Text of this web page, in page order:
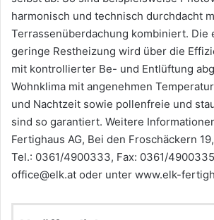
harmonisch und technisch durchdacht
Terrassenüberdachung kombiniert. Die
geringe Restheizung wird über die
mit kontrollierter Be- und Entlüftung
Wohnklima mit angenehmen
und Nachtzeit sowie pollenfreie und
sind so garantiert. Weitere
Fertighaus AG, Bei den Froschäckern
Tel.: 0361/4900333, Fax: 0361/
office@elk.at oder unter www.elk-